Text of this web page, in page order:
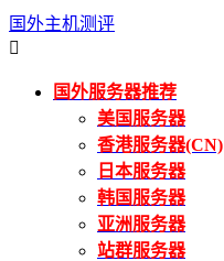
国外主机测评

国外服务器推荐
美国服务器
香港服务器(CN)
日本服务器
韩国服务器
亚洲服务器
站群服务器